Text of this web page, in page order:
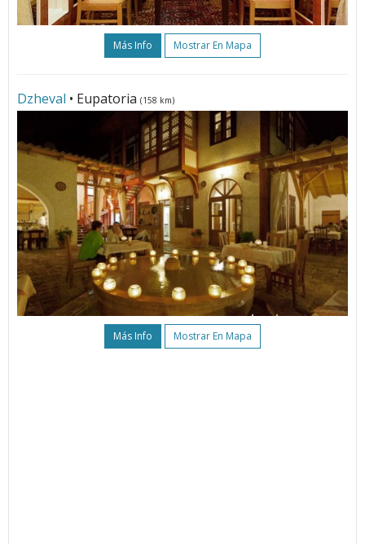
Más Info Mostrar En Mapa
Dzheval • Eupatoria (158 km)
Más Info Mostrar En Mapa